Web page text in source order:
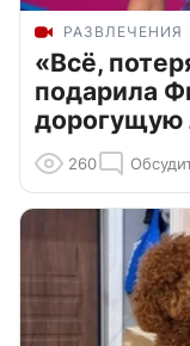
РАЗВЛЕЧЕНИЯ
«Всё,
подарила
дорогущую
260